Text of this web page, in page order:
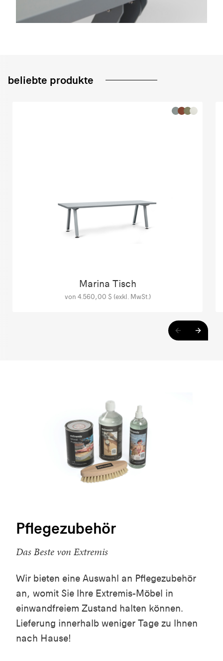
beliebte produkte
Marina Tisch
von 4.560,00 $ (exkl. MwSt.)
Pflegezubehör
Das Beste von Extremis
Wir bieten eine Auswahl an Pflegezubehör
an, womit Sie Ihre Extremis-Möbel in
einwandfreiem Zustand halten können.
Lieferung innerhalb weniger Tage zu Ihnen
nach Hause!